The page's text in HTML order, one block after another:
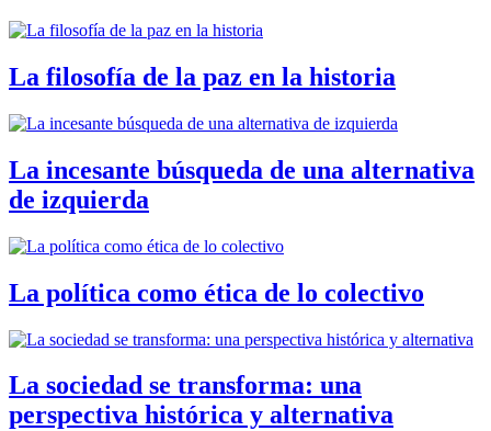
La filosofía de la paz en la historia
La incesante búsqueda de una alternativa
de izquierda
La política como ética de lo colectivo
La sociedad se transforma: una
perspectiva histórica y alternativa